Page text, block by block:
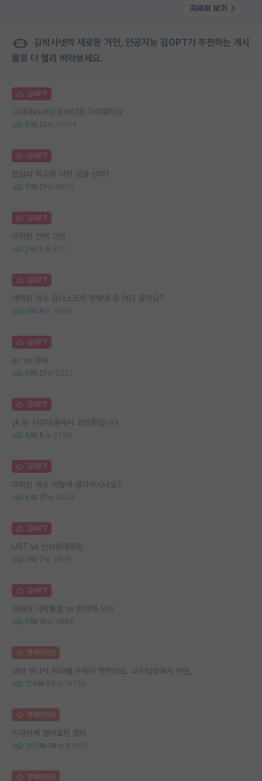
김박사넷의 새로운 거인, 인공지능 김GPT가 추천하는 게시
물로 더 멀리 바라보세요.
김GPT
고려대vs서강대 어디로 가야할까요
8 21 17374
김GPT
랩실과 학교중 어떤 것을 선택?
0 21 4675
김GPT
대학원 선택 고민
2 5 8121
김GPT
대학원 재수 유니스트와 한양대 중 어디 갈까요?
0 9 4368
김GPT
Ist vs 자대
0 21 2327
김GPT
yk 랑 서강대중에서 고민중입니다
5 5 3708
김GPT
대학원 재수 어떻게 생각하시나요?
4 17 3434
김GPT
UST vs 인서울대학원
3 7 2628
김GPT
연세대 석박통합 vs 한양대 석사
0 12 3885
명예의전당
대략 보니까 워라밸 주제가 핫한데요. 교수입장에서 보면,
124 53 19720
명예의전당
인과관계 영어표현 정리
352 26 81303
명예의전당